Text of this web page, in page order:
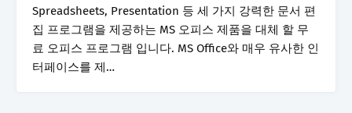
Spreadsheets, Presentation 등 세 가지 강력한 문서 편
집 프로그램을 제공하는 MS 오피스 제품을 대체 할 무
료 오피스 프로그램 입니다. MS Office와 매우 유사한 인
터페이스를 제…